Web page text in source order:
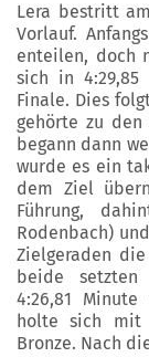
Lera bestritt
Vorlauf.
enteilen, doch
sich in
Finale. Dies
gehörte zu den
begann dann
wurde es ein
dem Ziel
Führung,
Rodenbach)
Zielgeraden
beide
4:26,81
holte sich mit
Bronze. Nach